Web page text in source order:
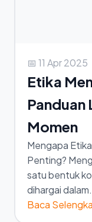
📅 11 Apr 2025
Etika
Panduan
Momen
Mengapa
Penting?
satu bentuk
dihargai
Baca